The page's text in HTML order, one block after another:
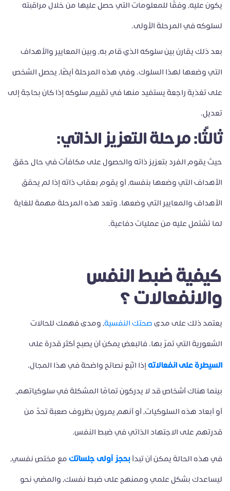
يكون عليه، وفقًا للمعلومات التي حصل عليها من خلال مراقبته
لسلوكه في المرحلة الأولى.
بعد ذلك يقارن بين سلوكه الذي قام به، وبين المعايير والأهداف
التي وضعها لهذا السلوك. وفي هذه المرحلة أيضًا، يحصل الشخص
على تغذية راجعة يستفيد منها في تقييم سلوكه إذا كان بحاجة إلى
تعديل.
ثالثًا: مرحلة التعزيز الذاتي:
حيث يقوم الفرد بتعزيز ذاته والحصول على مكافآت في حال حقق
الأهداف التي وضعها بنفسه، أو يقوم بعقاب ذاته إذا لم يحقق
الأهداف والمعايير التي وضعها. وتعد هذه المرحلة مهمة للغاية
لما تشتمل عليه من عمليات دفاعية.
كيفية ضبط النفس
والانفعالات ؟
يعتمد ذلك على مدى صحتك النفسية، ومدى فهمك للحالات
الشعورية التي تمرّ بها. فالبعض يمكن أن يصبح أكثر قدرة على
السيطرة على انفعالاتهإذا اتّبع نصائح واضحة في هذا المجال.
بينما هناك أشخاص قد لا يدركون تمامًا المشكلة في سلوكياتهم،
أو أبعاد هذه السلوكيات، أو أنهم يمرون بظروف صعبة تحدّ من
قدرتهم على الاجتهاد الذاتي في ضبط النفس.
في هذه الحالة يمكن أن تبدأ بحجز أولى جلساتك مع مختص نفسي،
ليساعدك بشكل علمي وممنهج على ضبط نفسك، والمضي نحو